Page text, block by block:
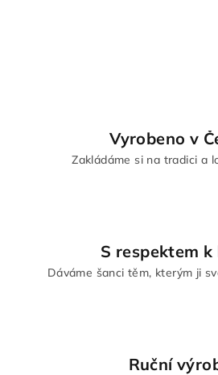
Vyrobeno v
Zakládáme si na tradici a
S respektem k
Dáváme šanci těm, kterým ji
Ruční